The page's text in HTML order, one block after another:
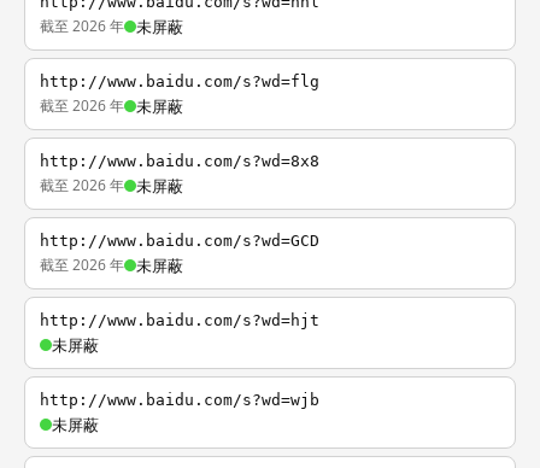
截至 2026 年 未屏蔽
http://www.baidu.com/s?wd=flg
截至 2026 年 未屏蔽
http://www.baidu.com/s?wd=8x8
截至 2026 年 未屏蔽
http://www.baidu.com/s?wd=GCD
截至 2026 年 未屏蔽
http://www.baidu.com/s?wd=hjt
未屏蔽
http://www.baidu.com/s?wd=wjb
未屏蔽